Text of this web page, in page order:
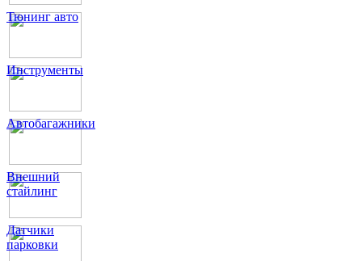
Тюнинг авто
Инструменты
Автобагажники
Внешний
стайлинг
Датчики
парковки